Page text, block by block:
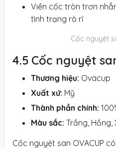
Viền cốc tròn trơn
tình trạng rò rỉ
Cốc nguyệt
Cốc nguyệt
Thương hiệu: Ovacup
Xuất xứ: Mỹ
Thành phần chính:
Màu sắc: Trắng,
Cốc nguyệt san OVACUP